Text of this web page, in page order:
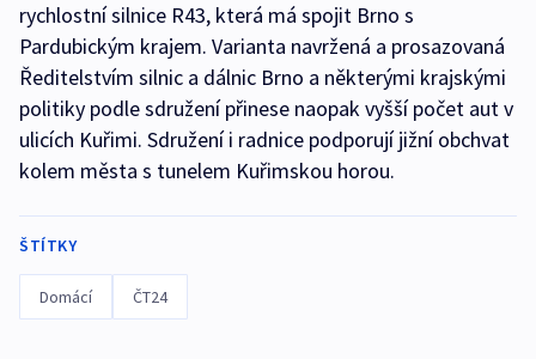
rychlostní silnice R43, která má spojit Brno s
Pardubickým krajem. Varianta navržená a prosazovaná
Ředitelstvím silnic a dálnic Brno a některými krajskými
politiky podle sdružení přinese naopak vyšší počet aut v
ulicích Kuřimi. Sdružení i radnice podporují jižní obchvat
kolem města s tunelem Kuřimskou horou.
ŠTÍTKY
Domácí ČT24